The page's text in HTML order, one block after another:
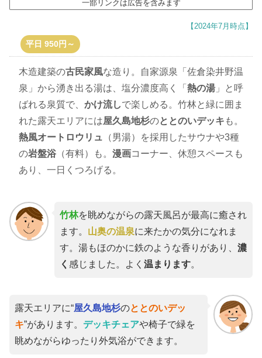
一部リンクは広告を含みます
【2024年7月時点】
平日 950円～
木造建築の古民家風な造り。自家源泉「佐倉染井野温
泉」から湧き出る湯は、塩分濃度高く「 熱の湯 」と呼
ばれる泉質で、 かけ流しで楽しめる。竹林と緑に囲ま
れた露天エリアには屋久島地杉のととのいデッキ も。
熱風オートロウリュ （男湯）を採用したサウナや3種
の岩盤浴 （有料）も。 漫画コーナー、休憩スペースも
あり、一日くつろげる。
竹林を眺めながらの露天風呂が最高に癒され
ます。 山奥の温泉に来たかの気分になれま
す。湯もほのかに鉄のような香りがあり、 濃
く 感じました。よく 温まります。
露天エリアに“屋久島地杉のととのいデッ
キ”があります。 デッキチェアや椅子で緑を
眺めながらゆったり外気浴ができます。